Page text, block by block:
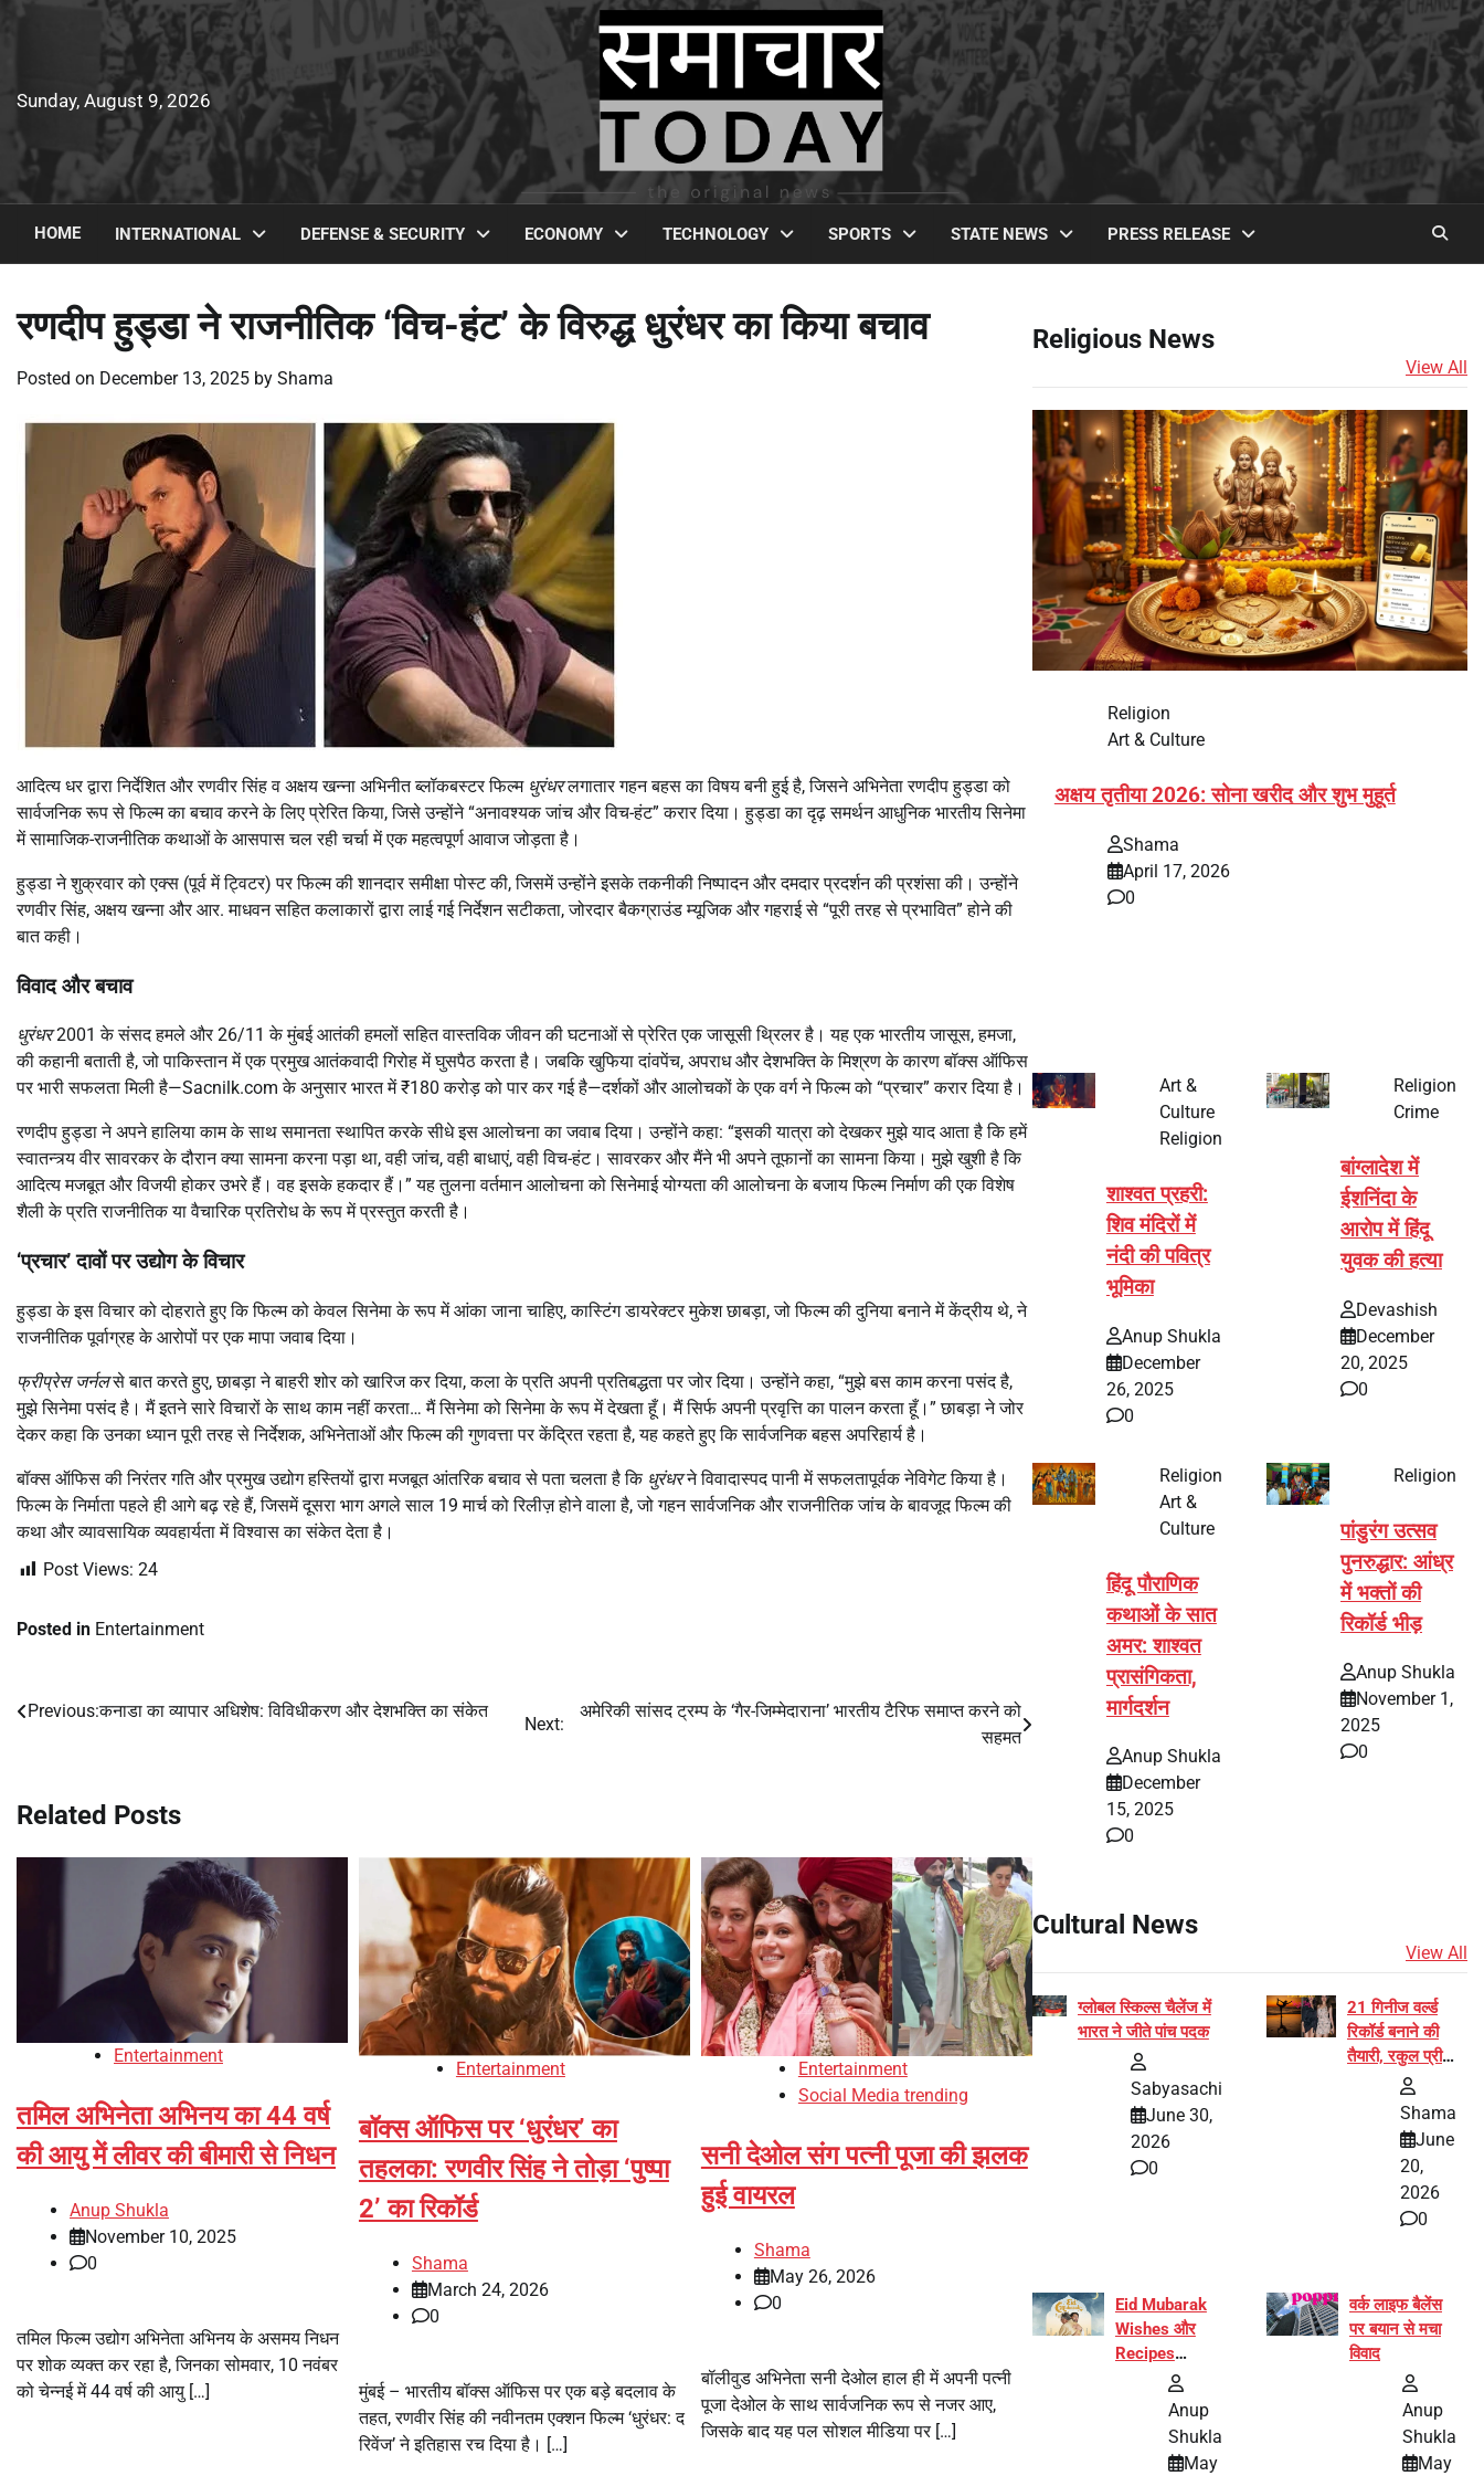
Sunday, August 9, 2026
HOME INTERNATIONAL DEFENSE & SECURITY ECONOMY TECHNOLOGY SPORTS STATE NEWS PRESS RELEASE
रणदीप हुड्डा ने राजनीतिक ‘विच-हंट’ के विरुद्ध धुरंधर का किया बचाव
Posted on December 13, 2025 by Shama
आदित्य धर द्वारा निर्देशित और रणवीर सिंह व अक्षय खन्ना अभिनीत ब्लॉकबस्टर फिल्म धुरंधरलगातार गहन बहस का विषय बनी हुई है, जिसने अभिनेता रणदीप हुड्डा को
सार्वजनिक रूप से फिल्म का बचाव करने के लिए प्रेरित किया, जिसे उन्होंने “अनावश्यक जांच और विच-हंट” करार दिया। हुड्डा का दृढ़ समर्थन आधुनिक भारतीय सिनेमा
में सामाजिक-राजनीतिक कथाओं के आसपास चल रही चर्चा में एक महत्वपूर्ण आवाज जोड़ता है।
हुड्डा ने शुक्रवार को एक्स (पूर्व में ट्विटर) पर फिल्म की शानदार समीक्षा पोस्ट की, जिसमें उन्होंने इसके तकनीकी निष्पादन और दमदार प्रदर्शन की प्रशंसा की। उन्होंने
रणवीर सिंह, अक्षय खन्ना और आर. माधवन सहित कलाकारों द्वारा लाई गई निर्देशन सटीकता, जोरदार बैकग्राउंड म्यूजिक और गहराई से “पूरी तरह से प्रभावित” होने की
बात कही।
विवाद और बचाव
धुरंधर2001 के संसद हमले और 26/11 के मुंबई आतंकी हमलों सहित वास्तविक जीवन की घटनाओं से प्रेरित एक जासूसी थ्रिलर है। यह एक भारतीय जासूस, हमजा,
की कहानी बताती है, जो पाकिस्तान में एक प्रमुख आतंकवादी गिरोह में घुसपैठ करता है। जबकि खुफिया दांवपेंच, अपराध और देशभक्ति के मिश्रण के कारण बॉक्स ऑफिस
पर भारी सफलता मिली है—Sacnilk.com के अनुसार भारत में ₹180 करोड़ को पार कर गई है—दर्शकों और आलोचकों के एक वर्ग ने फिल्म को “प्रचार” करार दिया है।
रणदीप हुड्डा ने अपने हालिया काम के साथ समानता स्थापित करके सीधे इस आलोचना का जवाब दिया। उन्होंने कहा: “इसकी यात्रा को देखकर मुझे याद आता है कि हमें
स्वातन्त्र्य वीर सावरकर के दौरान क्या सामना करना पड़ा था, वही जांच, वही बाधाएं, वही विच-हंट। सावरकर और मैंने भी अपने तूफानों का सामना किया। मुझे खुशी है कि
आदित्य मजबूत और विजयी होकर उभरे हैं। वह इसके हकदार हैं।” यह तुलना वर्तमान आलोचना को सिनेमाई योग्यता की आलोचना के बजाय फिल्म निर्माण की एक विशेष
शैली के प्रति राजनीतिक या वैचारिक प्रतिरोध के रूप में प्रस्तुत करती है।
‘प्रचार’ दावों पर उद्योग के विचार
हुड्डा के इस विचार को दोहराते हुए कि फिल्म को केवल सिनेमा के रूप में आंका जाना चाहिए, कास्टिंग डायरेक्टर मुकेश छाबड़ा, जो फिल्म की दुनिया बनाने में केंद्रीय थे, ने
राजनीतिक पूर्वाग्रह के आरोपों पर एक मापा जवाब दिया।
फ्रीप्रेस जर्नलसे बात करते हुए, छाबड़ा ने बाहरी शोर को खारिज कर दिया, कला के प्रति अपनी प्रतिबद्धता पर जोर दिया। उन्होंने कहा, “मुझे बस काम करना पसंद है,
मुझे सिनेमा पसंद है। मैं इतने सारे विचारों के साथ काम नहीं करता… मैं सिनेमा को सिनेमा के रूप में देखता हूँ। मैं सिर्फ अपनी प्रवृत्ति का पालन करता हूँ।” छाबड़ा ने जोर
देकर कहा कि उनका ध्यान पूरी तरह से निर्देशक, अभिनेताओं और फिल्म की गुणवत्ता पर केंद्रित रहता है, यह कहते हुए कि सार्वजनिक बहस अपरिहार्य है।
बॉक्स ऑफिस की निरंतर गति और प्रमुख उद्योग हस्तियों द्वारा मजबूत आंतरिक बचाव से पता चलता है कि धुरंधरने विवादास्पद पानी में सफलतापूर्वक नेविगेट किया है।
फिल्म के निर्माता पहले ही आगे बढ़ रहे हैं, जिसमें दूसरा भाग अगले साल 19 मार्च को रिलीज़ होने वाला है, जो गहन सार्वजनिक और राजनीतिक जांच के बावजूद फिल्म की
कथा और व्यावसायिक व्यवहार्यता में विश्वास का संकेत देता है।
Post Views: 24
Posted in Entertainment
Post
Previous:कनाडा का व्यापार अधिशेष: विविधीकरण और देशभक्ति का संकेत
Next:
अमेरिकी सांसद ट्रम्प के ‘गैर-जिम्मेदाराना’ भारतीय टैरिफ समाप्त करने को
सहमत
Related Posts
Entertainment
तमिल अभिनेता अभिनय का 44 वर्ष
की आयु में लीवर की बीमारी से निधन
Anup Shukla
November 10, 2025
0
तमिल फिल्म उद्योग अभिनेता अभिनय के असमय निधन
पर शोक व्यक्त कर रहा है, जिनका सोमवार, 10 नवंबर
को चेन्नई में 44 वर्ष की आयु […]
Entertainment
बॉक्स ऑफिस पर ‘धुरंधर’ का
तहलका: रणवीर सिंह ने तोड़ा ‘पुष्पा
2’ का रिकॉर्ड
Shama
March 24, 2026
0
मुंबई – भारतीय बॉक्स ऑफिस पर एक बड़े बदलाव के
तहत, रणवीर सिंह की नवीनतम एक्शन फिल्म ‘धुरंधर: द
रिवेंज’ ने इतिहास रच दिया है। […]
Entertainment
Social Media trending
सनी देओल संग पत्नी पूजा की झलक
हुई वायरल
Shama
May 26, 2026
0
बॉलीवुड अभिनेता सनी देओल हाल ही में अपनी पत्नी
पूजा देओल के साथ सार्वजनिक रूप से नजर आए,
जिसके बाद यह पल सोशल मीडिया पर […]
Religious News
View All
Religion
Art & Culture
अक्षय तृतीया 2026: सोना खरीद और शुभ मुहूर्त
Shama
April 17, 2026
0
Art &
Culture
Religion
शाश्वत प्रहरी:
शिव मंदिरों में
नंदी की पवित्र
भूमिका
Anup Shukla
December
26, 2025
0
Religion
Crime
बांग्लादेश में
ईशनिंदा के
आरोप में हिंदू
युवक की हत्या
Devashish
December
20, 2025
0
Religion
Art &
Culture
हिंदू पौराणिक
कथाओं के सात
अमर: शाश्वत
प्रासंगिकता,
मार्गदर्शन
Anup Shukla
December
15, 2025
0
Religion
पांडुरंग उत्सव
पुनरुद्धार: आंध्र
में भक्तों की
रिकॉर्ड भीड़
Anup Shukla
November 1,
2025
0
Cultural News
View All
ग्लोबल स्किल्स चैलेंज में
भारत ने जीते पांच पदक
Sabyasachi
June 30,
2026
0
21 गिनीज वर्ल्ड
रिकॉर्ड बनाने की
तैयारी, रकुल प्रीत
जायसवाल बनीं योग
अभियान का हिस्सा
Shama
June
20,
2026
0
Eid Mubarak
Wishes और
Recipes
इंटरनेट पर हुईं
Anup
Shukla
May
वर्क लाइफ बैलेंस
पर बयान से मचा
विवाद
Anup
Shukla
May